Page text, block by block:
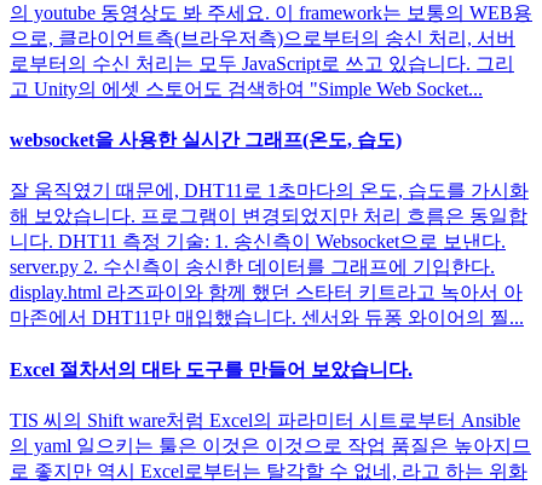
의 youtube 동영상도 봐 주세요. 이 framework는 보통의 WEB용
으로, 클라이언트측(브라우저측)으로부터의 송신 처리, 서버
로부터의 수신 처리는 모두 JavaScript로 쓰고 있습니다. 그리
고 Unity의 에셋 스토어도 검색하여 "Simple Web Socket...
websocket을 사용한 실시간 그래프(온도, 습도)
잘 움직였기 때문에, DHT11로 1초마다의 온도, 습도를 가시화
해 보았습니다. 프로그램이 변경되었지만 처리 흐름은 동일합
니다. DHT11 측정 기술: 1. 송신측이 Websocket으로 보낸다.
server.py 2. 수신측이 송신한 데이터를 그래프에 기입한다.
display.html 라즈파이와 함께 했던 스타터 키트라고 녹아서 아
마존에서 DHT11만 매입했습니다. 센서와 듀퐁 와이어의 찔...
Excel 절차서의 대타 도구를 만들어 보았습니다.
TIS 씨의 Shift ware처럼 Excel의 파라미터 시트로부터 Ansible
의 yaml 일으키는 툴은 이것은 이것으로 작업 품질은 높아지므
로 좋지만 역시 Excel로부터는 탈각할 수 없네, 라고 하는 위화